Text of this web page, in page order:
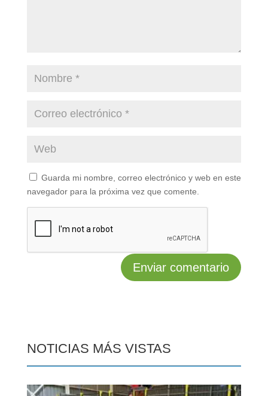
Guarda mi nombre, correo electrónico y web en este
navegador para la próxima vez que comente.
NOTICIAS MÁS VISTAS